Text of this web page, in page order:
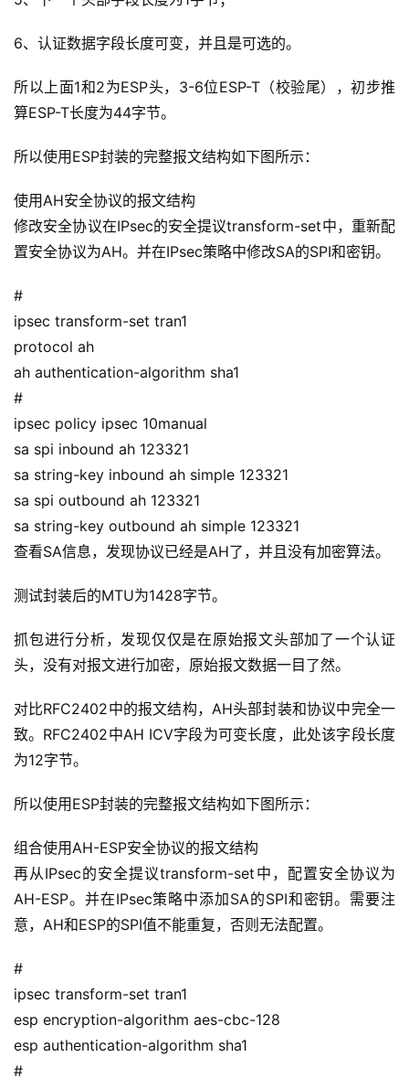
营
记
验
教
程
软
件
应
用
务
项
目
A
I
示
开
代
码
用
接
6、认证数据字段长度可变，并且是可选的。
所以上面1和2为ESP头，3-6位ESP-T（校验尾），初步推
算ESP-T长度为44字节。
所以使用ESP封装的完整报文结构如下图所示：
使用AH安全协议的报文结构
修改安全协议在IPsec的安全提议transform-set中，重新配
置安全协议为AH。并在IPsec策略中修改SA的SPI和密钥。
#
ipsec transform-set tran1
protocol ah
ah authentication-algorithm sha1
#
ipsec policy ipsec 10manual
sa spi inbound ah 123321
sa string-key inbound ah simple 123321
sa spi outbound ah 123321
sa string-key outbound ah simple 123321
查看SA信息，发现协议已经是AH了，并且没有加密算法。
测试封装后的MTU为1428字节。
抓包进行分析，发现仅仅是在原始报文头部加了一个认证
头，没有对报文进行加密，原始报文数据一目了然。
对比RFC2402中的报文结构，AH头部封装和协议中完全一
致。RFC2402中AH ICV字段为可变长度，此处该字段长度
为12字节。
所以使用ESP封装的完整报文结构如下图所示：
组合使用AH-ESP安全协议的报文结构
再从IPsec的安全提议transform-set中，配置安全协议为
AH-ESP。并在IPsec策略中添加SA的SPI和密钥。需要注
意，AH和ESP的SPI值不能重复，否则无法配置。
#
ipsec transform-set tran1
esp encryption-algorithm aes-cbc-128
esp authentication-algorithm sha1
#